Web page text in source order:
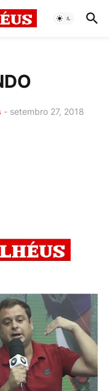
- setembro 27, 2018